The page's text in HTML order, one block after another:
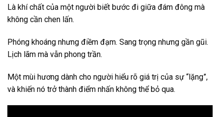
Là khí chất của một người biết bước đi giữa đám đông mà
không cần chen lấn.
Phóng khoáng nhưng điềm đạm. Sang trọng nhưng gần gũi.
Lịch lãm mà vẫn phong trần.
Một mùi hương dành cho người hiểu rõ giá trị của sự “lặng”,
và khiến nó trở thành điểm nhấn không thể bỏ qua.